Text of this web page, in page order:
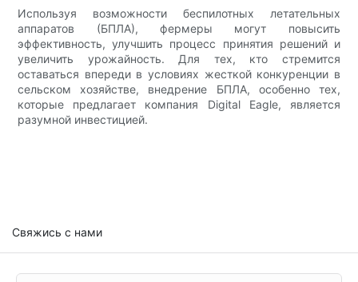
Используя возможности беспилотных летательных
аппаратов (БПЛА), фермеры могут повысить
эффективность, улучшить процесс принятия решений и
увеличить урожайность. Для тех, кто стремится
оставаться впереди в условиях жесткой конкуренции в
сельском хозяйстве, внедрение БПЛА, особенно тех,
которые предлагает компания Digital Eagle, является
разумной инвестицией.
Свяжись с нами